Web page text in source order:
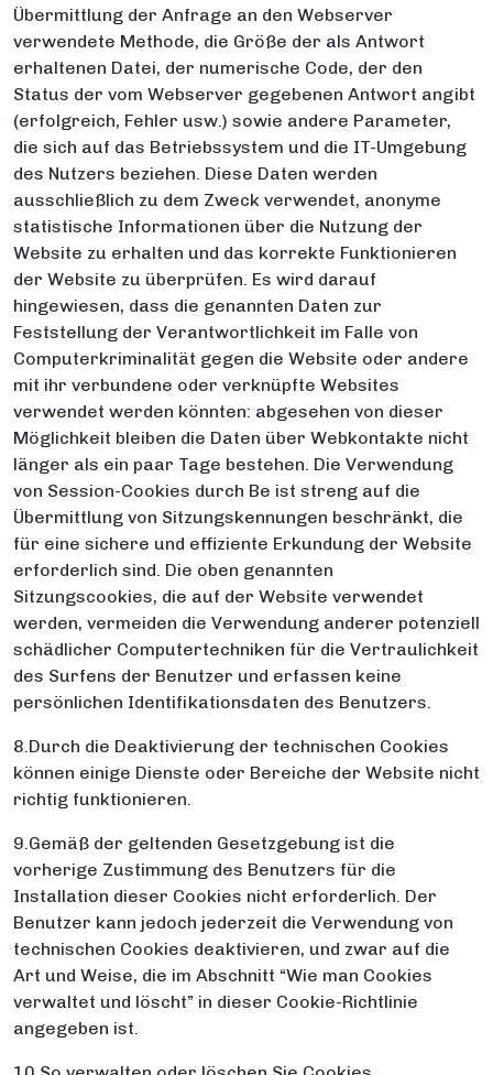
Übermittlung der Anfrage an den Webserver
verwendete Methode, die Größe der als Antwort
erhaltenen Datei, der numerische Code, der den
Status der vom Webserver gegebenen Antwort angibt
(erfolgreich, Fehler usw.) sowie andere Parameter,
die sich auf das Betriebssystem und die IT-Umgebung
des Nutzers beziehen. Diese Daten werden
ausschließlich zu dem Zweck verwendet, anonyme
statistische Informationen über die Nutzung der
Website zu erhalten und das korrekte Funktionieren
der Website zu überprüfen. Es wird darauf
hingewiesen, dass die genannten Daten zur
Feststellung der Verantwortlichkeit im Falle von
Computerkriminalität gegen die Website oder andere
mit ihr verbundene oder verknüpfte Websites
verwendet werden könnten: abgesehen von dieser
Möglichkeit bleiben die Daten über Webkontakte nicht
länger als ein paar Tage bestehen. Die Verwendung
von Session-Cookies durch Be ist streng auf die
Übermittlung von Sitzungskennungen beschränkt, die
für eine sichere und effiziente Erkundung der Website
erforderlich sind. Die oben genannten
Sitzungscookies, die auf der Website verwendet
werden, vermeiden die Verwendung anderer potenziell
schädlicher Computertechniken für die Vertraulichkeit
des Surfens der Benutzer und erfassen keine
persönlichen Identifikationsdaten des Benutzers.
8.Durch die Deaktivierung der technischen Cookies
können einige Dienste oder Bereiche der Website nicht
richtig funktionieren.
9.Gemäß der geltenden Gesetzgebung ist die
vorherige Zustimmung des Benutzers für die
Installation dieser Cookies nicht erforderlich. Der
Benutzer kann jedoch jederzeit die Verwendung von
technischen Cookies deaktivieren, und zwar auf die
Art und Weise, die im Abschnitt “Wie man Cookies
verwaltet und löscht” in dieser Cookie-Richtlinie
angegeben ist.